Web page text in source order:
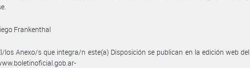
Frankenthal
los Anexo/s que integra/n este(a) Disposición se publican en la edición web del